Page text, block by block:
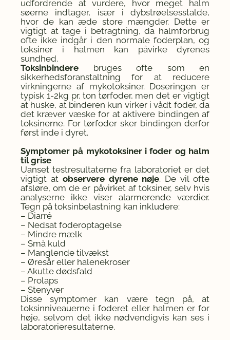
udfordrende at vurdere, hvor meget halm
søerne indtager, især i dybstrøelsesstalde,
hvor de kan æde store mængder. Dette er
vigtigt at tage i betragtning, da halmforbrug
ofte ikke indgår i den normale foderplan, og
toksiner i halmen kan påvirke dyrenes
sundhed.
Toksinbindere bruges ofte som en
sikkerhedsforanstaltning for at reducere
virkningerne af mykotoksiner. Doseringen er
typisk 1-2kg pr. ton tørfoder, men det er vigtigt
at huske, at binderen kun virker i vådt foder, da
det kræver væske for at aktivere bindingen af
toksinerne. For tørfoder sker bindingen derfor
først inde i dyret.
Symptomer på mykotoksiner i foder og halm
til grise
Uanset testresultaterne fra laboratoriet er det
vigtigt at observere dyrene nøje. De vil ofte
afsløre, om de er påvirket af toksiner, selv hvis
analyserne ikke viser alarmerende værdier.
Tegn på toksinbelastning kan inkludere:
– Diarré
– Nedsat foderoptagelse
– Mindre mælk
– Små kuld
– Manglende tilvækst
– Øresår eller halenekroser
– Akutte dødsfald
– Prolaps
– Stenyver
Disse symptomer kan være tegn på, at
toksinniveauerne i foderet eller halmen er for
høje, selvom det ikke nødvendigvis kan ses i
laboratorieresultaterne.